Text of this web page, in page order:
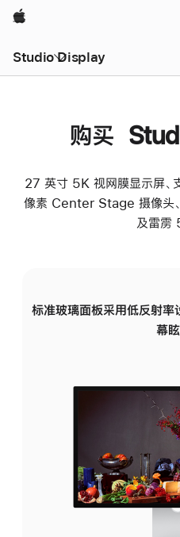
Apple
Studio Display
购买
27 英寸 5K 视网膜显示屏
像素 Center Stage 摄像头、
及雷雳
标准玻璃面板采用低反射率
幕眩